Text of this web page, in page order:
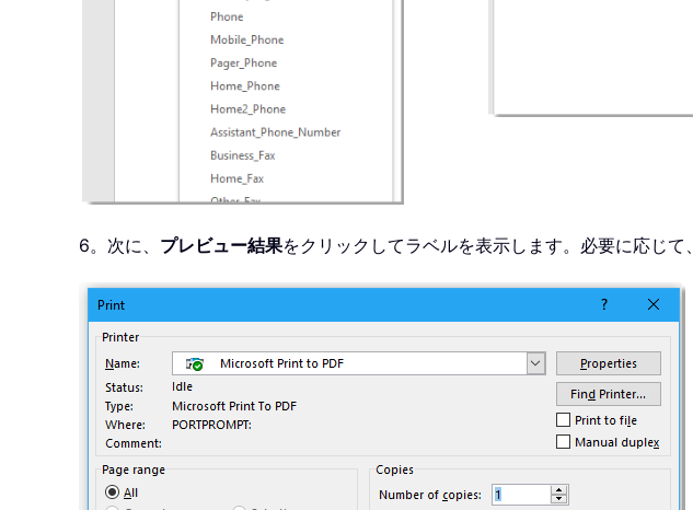
6。次に、 プレビュー結果をクリックしてラベルを表示します。必要に応じて、